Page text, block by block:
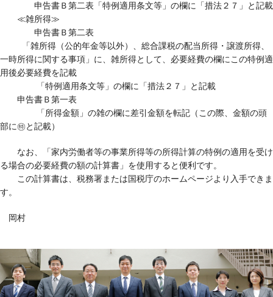
申告書Ｂ第二表「特例適用条文等」の欄に「措法２７」と記載
≪雑所得≫
申告書Ｂ第二表
「雑所得（公的年金等以外）、総合課税の配当所得・譲渡所得、
一時所得に関する事項」に、雑所得として、必要経費の欄にこの特例適
用後必要経費を記載
「特例適用条文等」の欄に「措法２７」と記載
申告書Ｂ第一表
「所得金額」の雑の欄に差引金額を転記（この際、金額の頭
部に㊕と記載）
なお、「家内労働者等の事業所得等の所得計算の特例の適用を受け
る場合の必要経費の額の計算書」を使用すると便利です。
この計算書は、税務署または国税庁のホームページより入手できま
す。
岡村